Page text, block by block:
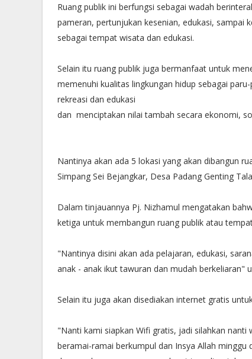
Ruang publik ini berfungsi sebagai wadah
pameran, pertunjukan kesenian, edukasi, sampai
sebagai tempat wisata dan edukasi.
Selain itu ruang publik juga bermanfaat untuk
memenuhi kualitas lingkungan hidup sebagai
rekreasi dan edukasi
dan menciptakan nilai tambah secara ekonomi,
Nantinya akan ada 5 lokasi yang akan dibangun
⁠Simpang Sei Bejangkar, Desa Padang Genting
Dalam tinjauannya Pj. Nizhamul mengatakan
ketiga untuk membangun ruang publik atau
"Nantinya disini akan ada pelajaran, edukasi,
anak - anak ikut tawuran dan mudah berkeliaran"
Selain itu juga akan disediakan internet gratis
"Nanti kami siapkan Wifi gratis, jadi silahkan
beramai-ramai berkumpul dan Insya Allah